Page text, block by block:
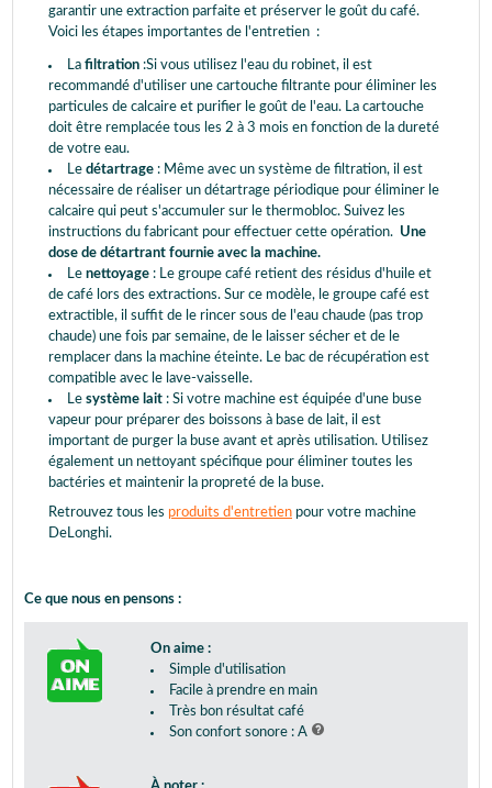
garantir une extraction parfaite et préserver le goût du café.
Voici les étapes importantes de l'entretien :
La filtration :Si vous utilisez l'eau du robinet, il est
recommandé d'utiliser une cartouche filtrante pour éliminer les
particules de calcaire et purifier le goût de l'eau. La cartouche
doit être remplacée tous les 2 à 3 mois en fonction de la dureté
de votre eau.
Le détartrage : Même avec un système de filtration, il est
nécessaire de réaliser un détartrage périodique pour éliminer le
calcaire qui peut s'accumuler sur le thermobloc. Suivez les
instructions du fabricant pour effectuer cette opération. Une
dose de détartrant fournie avec la machine.
Le nettoyage : Le groupe café retient des résidus d'huile et
de café lors des extractions. Sur ce modèle, le groupe café est
extractible, il suffit de le rincer sous de l'eau chaude (pas trop
chaude) une fois par semaine, de le laisser sécher et de le
remplacer dans la machine éteinte. Le bac de récupération est
compatible avec le lave-vaisselle.
Le système lait : Si votre machine est équipée d'une buse
vapeur pour préparer des boissons à base de lait, il est
important de purger la buse avant et après utilisation. Utilisez
également un nettoyant spécifique pour éliminer toutes les
bactéries et maintenir la propreté de la buse.
Retrouvez tous les produits d'entretien pour votre machine
DeLonghi.
Ce que nous en pensons :
On aime :
Simple d'utilisation
Facile à prendre en main
Très bon résultat café
Son confort sonore : A